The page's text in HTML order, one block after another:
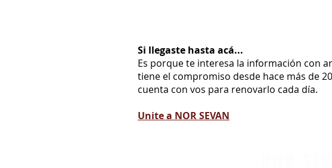
Si llegaste hasta acá...
Es porque te interesa la información con
tiene el compromiso desde hace más de
cuenta con vos para renovarlo cada día.
Unite a NOR SEVAN